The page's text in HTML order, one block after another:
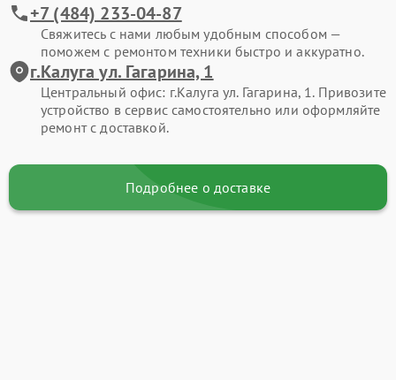
+7 (484) 233-04-87
Свяжитесь с нами любым удобным способом —
поможем с ремонтом техники быстро и аккуратно.
г.Калуга ул. Гагарина, 1
Центральный офис: г.Калуга ул. Гагарина, 1. Привозите
устройство в сервис самостоятельно или оформляйте
ремонт с доставкой.
Подробнее о доставке